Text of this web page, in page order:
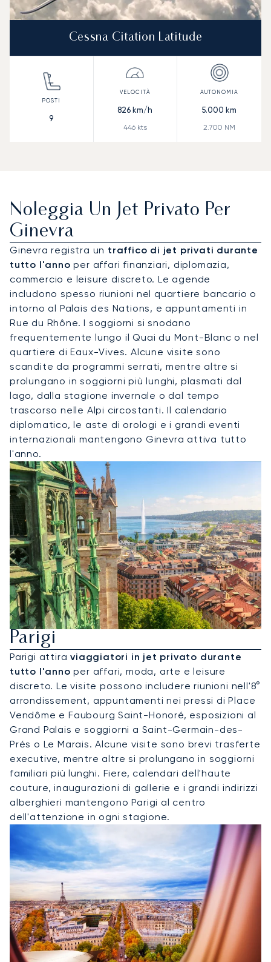
Cessna Citation Latitude
9
826 km/h
446kts
5.000 km
2.700 NM
Noleggia Un Jet Privato Per
Ginevra
Ginevra registra un traffico di jet privati durante
tutto l'anno per affari finanziari, diplomazia,
commercio e leisure discreto. Le agende
includono spesso riunioni nel quartiere bancario o
intorno al Palais des Nations, e appuntamenti in
Rue du Rhône. I soggiorni si snodano
frequentemente lungo il Quai du Mont-Blanc o nel
quartiere di Eaux-Vives. Alcune visite sono
scandite da programmi serrati, mentre altre si
prolungano in soggiorni più lunghi, plasmati dal
lago, dalla stagione invernale o dal tempo
trascorso nelle Alpi circostanti. Il calendario
diplomatico, le aste di orologi e i grandi eventi
internazionali mantengono Ginevra attiva tutto
l'anno.
Noleggia Un Jet Privato Per
Parigi
Parigi attiraviaggiatori in jet privato durante
tutto l'anno per affari, moda, arte e leisure
discreto. Le visite possono includere riunioni nell'8°
arrondissement, appuntamenti nei pressi di Place
Vendôme e Faubourg Saint-Honoré, esposizioni al
Grand Palais e soggiorni a Saint-Germain-des-
Prés o Le Marais. Alcune visite sono brevi trasferte
executive, mentre altre si prolungano in soggiorni
familiari più lunghi. Fiere, calendari dell'haute
couture, inaugurazioni di gallerie e i grandi indirizzi
alberghieri mantengono Parigi al centro
dell'attenzione in ogni stagione.